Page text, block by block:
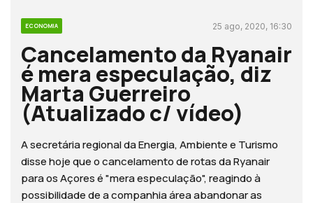
ECONOMIA 25 ago, 2020, 16:30
Cancelamento da Ryanair
é mera especulação, diz
Marta Guerreiro
(Atualizado c/ vídeo)
A secretária regional da Energia, Ambiente e Turismo
disse hoje que o cancelamento de rotas da Ryanair
para os Açores é "mera especulação", reagindo à
possibilidade de a companhia área abandonar as